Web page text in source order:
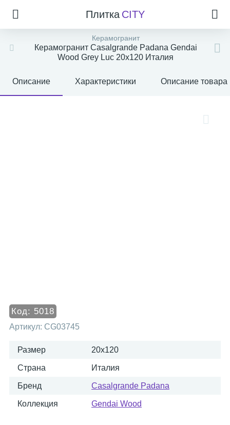
Плитка CITY
Керамогранит
Керамогранит Casalgrande Padana Gendai
Wood Grey Luc 20x120 Италия
Описание Характеристики Описание товара
Код: 5018
Артикул: CG03745
Размер 20x120
Страна Италия
Бренд Casalgrande Padana
Коллекция Gendai Wood